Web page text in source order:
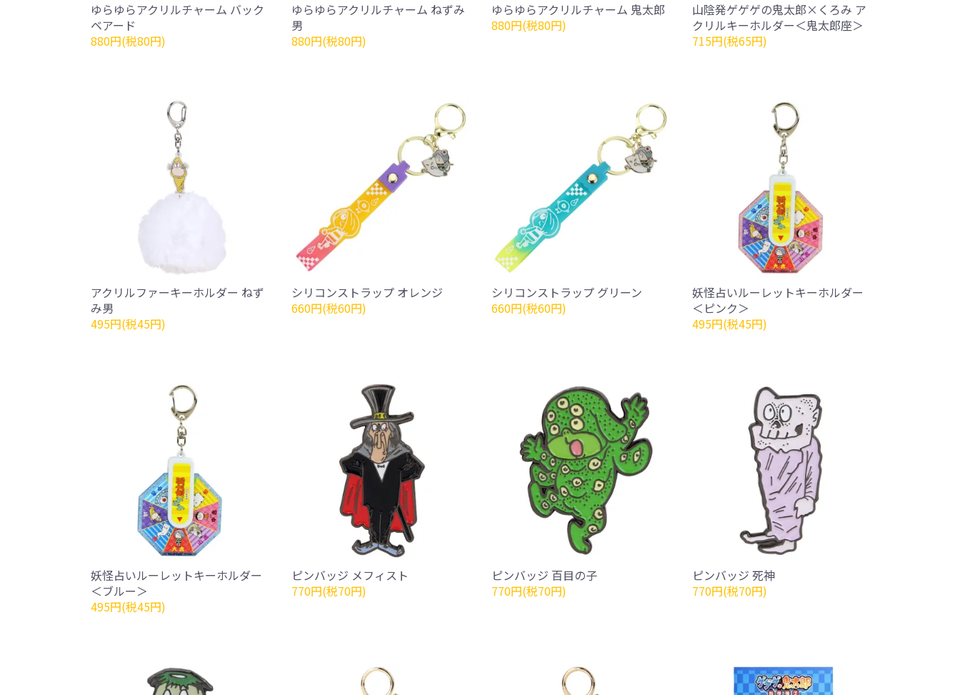
ゆらゆらアクリルチャーム バック
ベアード
880円(税80円)
ゆらゆらアクリルチャーム ねずみ
男
880円(税80円)
ゆらゆらアクリルチャーム 鬼太郎
880円(税80円)
山陰発ゲゲゲの鬼太郎×くろみ ア
クリルキーホルダー＜鬼太郎座＞
715円(税65円)
アクリルファーキーホルダー ねず
み男
495円(税45円)
シリコンストラップ オレンジ
660円(税60円)
シリコンストラップ グリーン
660円(税60円)
妖怪占いルーレットキーホルダー
＜ピンク＞
495円(税45円)
妖怪占いルーレットキーホルダー
＜ブルー＞
495円(税45円)
ピンバッジ メフィスト
770円(税70円)
ピンバッジ 百目の子
770円(税70円)
ピンバッジ 死神
770円(税70円)